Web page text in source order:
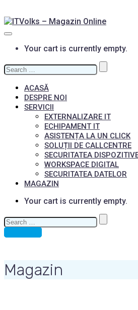
Your cart is currently empty.
Search
for:
ACASĂ
DESPRE NOI
SERVICII
EXTERNALIZARE IT
ECHIPAMENT IT
ASISTENȚA LA UN CLICK
SOLUȚII DE CALLCENTRE
SECURITATEA
WORKSPACE DIGITAL
SECURITATEA DATELOR
MAGAZIN
Your cart is currently empty.
Search
for:
Magazin